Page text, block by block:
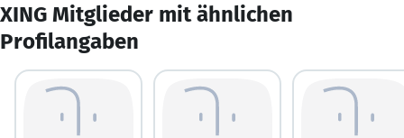
XING Mitglieder mit ähnlichen
Profilangaben